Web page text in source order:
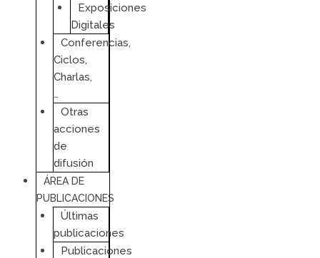
Exposiciones
Digitales
Conferencias,
Ciclos,
Charlas,
…
Otras
acciones
de
difusión
ÁREA DE
PUBLICACIONES
Últimas
publicaciones
Publicaciones